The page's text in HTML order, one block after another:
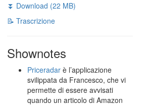
⏬ Download (22 MB)
📝 Trascrizione
Shownotes
Priceradar è l’applicazione
svilippata da Francesco, che vi
permette di essere avvisati
quando un articolo di Amazon